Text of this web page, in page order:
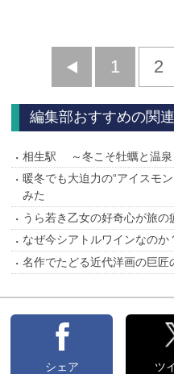
前
へ
1 2
編集部おすすめの関
相生駅 ～冬こそ牡蠣と温泉
暖冬でも大迫力の“アイスモ
みた
うら若き乙女の好奇心が旅の
なぜ今シアトルワインなのか
名作でたどる近代洋画の巨匠
シェア ツ